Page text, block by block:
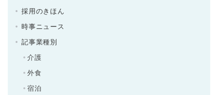
採用のきほん
時事ニュース
記事業種別
介護
外食
宿泊